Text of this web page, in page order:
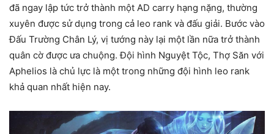
đã ngay lập tức trở thành một AD carry hạng nặng, thường
xuyên được sử dụng trong cả leo rank và đấu giải. Bước vào
Đấu Trường Chân Lý, vị tướng này lại một lần nữa trở thành
quân cờ được ưa chuộng. Đội hình Nguyệt Tộc, Thợ Săn với
Aphelios là chủ lực là một trong những đội hình leo rank
khả quan nhất hiện nay.